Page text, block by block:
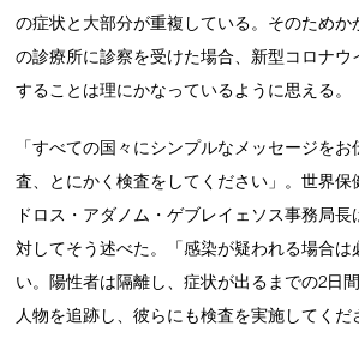
の症状と大部分が重複している。そのためか
の診療所に診察を受けた場合、新型コロナウ
することは理にかなっているように思える。
「すべての国々にシンプルなメッセージを
査、とにかく検査をしてください」。世界保
ドロス・アダノム・ゲブレイェソス事務局長
対してそう述べた。「感染が疑われる場合は
い。陽性者は隔離し、症状が出るまでの2日
人物を追跡し、彼らにも検査を実施してくだ